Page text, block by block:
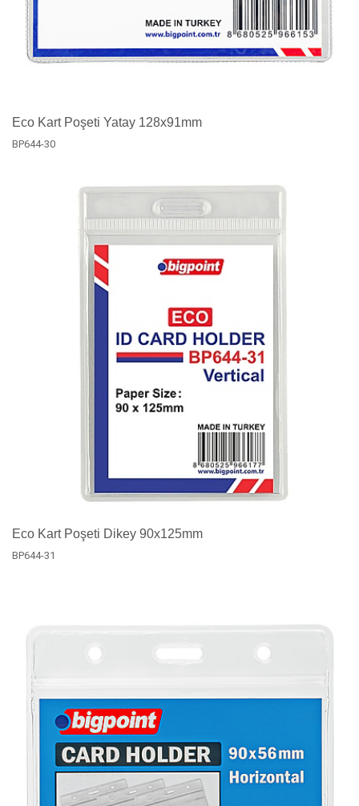
Eco Kart Poşeti Yatay 128x91mm
BP644-30
Eco Kart Poşeti Dikey 90x125mm
BP644-31